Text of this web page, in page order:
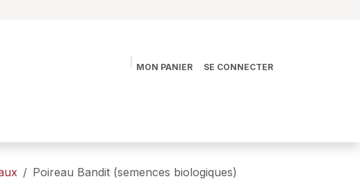
MON PANIER SE CONNECTER
Poireau Bandit (semences biologiques)